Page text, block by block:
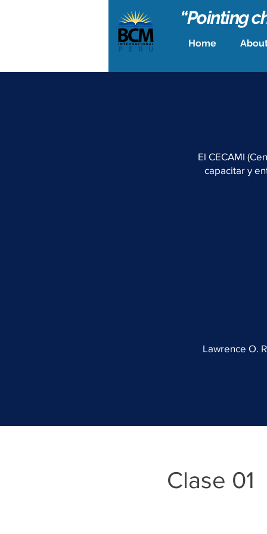
“Pointing
Home
El CECAMI
capacitar y
Lawrence O.
Clase 01